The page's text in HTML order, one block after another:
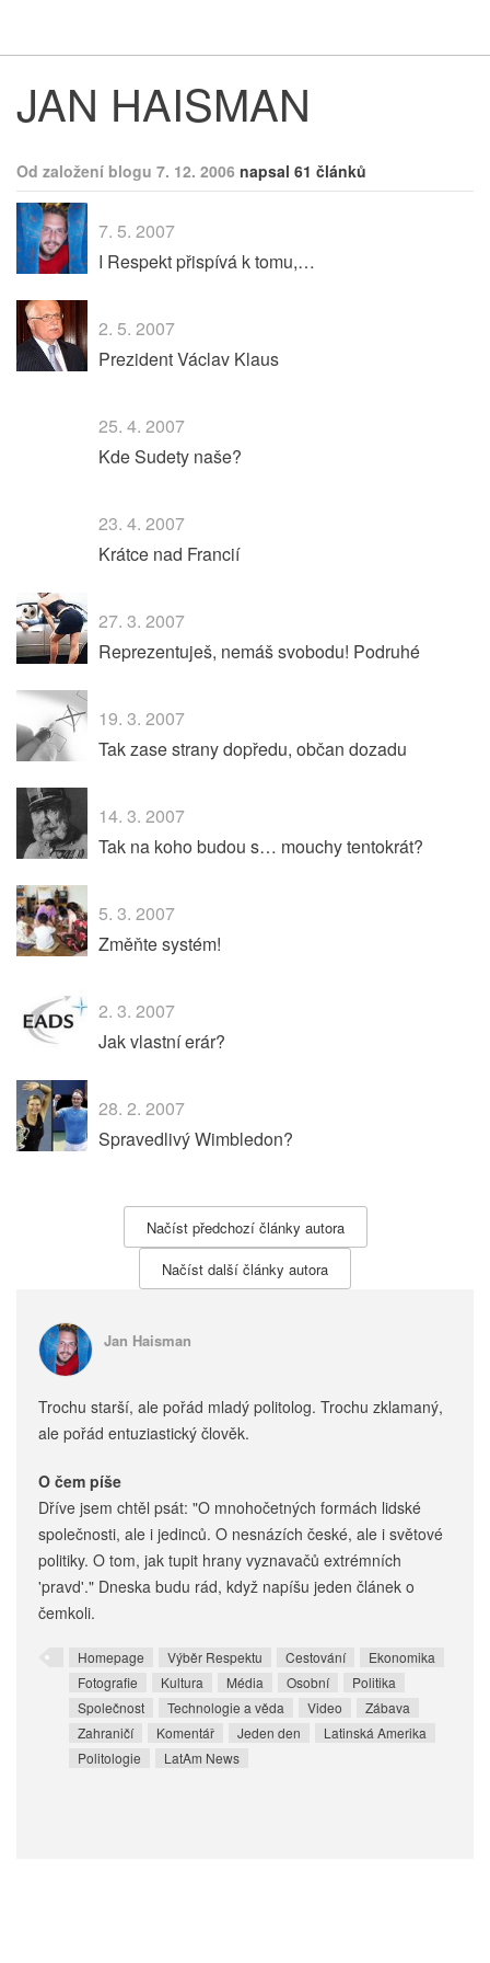
JAN HAISMAN
Od založení blogu 7. 12. 2006 napsal 61 článků
7. 5. 2007
I Respekt přispívá k tomu,…
2. 5. 2007
Prezident Václav Klaus
25. 4. 2007
Kde Sudety naše?
23. 4. 2007
Krátce nad Francií
27. 3. 2007
Reprezentuješ, nemáš svobodu! Podruhé
19. 3. 2007
Tak zase strany dopředu, občan dozadu
14. 3. 2007
Tak na koho budou s… mouchy tentokrát?
5. 3. 2007
Změňte systém!
2. 3. 2007
Jak vlastní erár?
28. 2. 2007
Spravedlivý Wimbledon?
Načíst předchozí články autora
Načíst další články autora
Jan Haisman
Trochu starší, ale pořád mladý politolog. Trochu zklamaný,
ale pořád entuziastický člověk.
O čem píše
Dříve jsem chtěl psát: "O mnohočetných formách lidské
společnosti, ale i jedinců. O nesnázích české, ale i světové
politiky. O tom, jak tupit hrany vyznavačů extrémních
'pravd'." Dneska budu rád, když napíšu jeden článek o
čemkoli.
Homepage Výběr Respektu Cestování
Ekonomika
Fotografie
Kultura Média Osobní
Politika
Společnost
Technologie a věda Video
Zábava
Zahraničí
Komentář Jeden den
Latinská Amerika
Politologie
LatAm News